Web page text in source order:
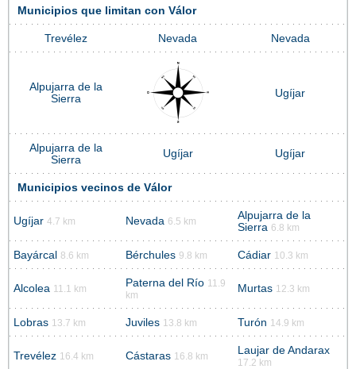
Municipios que limitan con Válor
Trevélez Nevada Nevada
Alpujarra de la
Sierra
Ugíjar
Alpujarra de la
Sierra
Ugíjar Ugíjar
Municipios vecinos de Válor
Ugíjar 4.7 km Nevada 6.5 km
Alpujarra de la
Sierra 6.8 km
Bayárcal 8.6 km Bérchules 9.8 km Cádiar 10.3 km
Alcolea 11.1 km Paterna del Río 11.9
km
Murtas 12.3 km
Lobras 13.7 km Juviles 13.8 km Turón 14.9 km
Trevélez 16.4 km Cástaras 16.8 km Laujar de Andarax
17.2 km